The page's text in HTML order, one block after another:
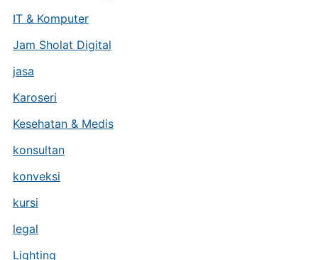
IT & Komputer
Jam Sholat Digital
jasa
Karoseri
Kesehatan & Medis
konsultan
konveksi
kursi
legal
Lighting